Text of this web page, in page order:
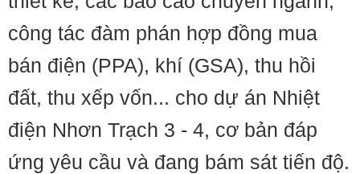
công tác đàm phán hợp đồng mua
bán điện (PPA), khí (GSA), thu hồi
đất, thu xếp vốn... cho dự án Nhiệt
điện Nhơn Trạch 3 - 4, cơ bản đáp
ứng yêu cầu và đang bám sát tiến độ.